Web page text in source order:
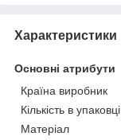
Характеристики
Основні атрибути
Країна виробник
Кількість в упаковці
Матеріал